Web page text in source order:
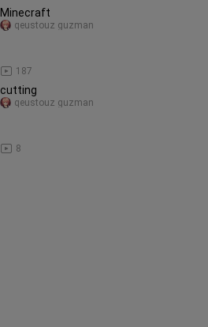
Minecraft
187
qeustouz guzman
cutting
8
qeustouz guzman